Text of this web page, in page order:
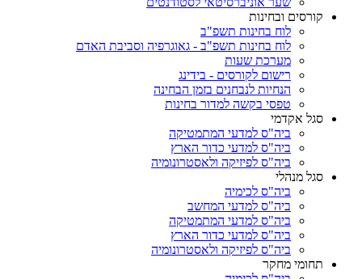
קורסים ובחינות
לוח בחינות תשפ"ב
לוח בחינות תשפ"ב - גאוגרפיה וסביבת האדם
מערכת שעות
רישום לקורסים - בידינג
הנחיות לנבחנים בזמן הבחינה
טפסי בקשה למדור בחינות
סגל אקדמי
ביה"ס למדעי המתמטיקה
ביה"ס למדעי כדור הארץ
ביה"ס לפיזיקה ולאסטרונומיה
סגל מנהלי
ביה"ס לכימיה
ביה"ס למדעי המחשב
ביה"ס למדעי המתמטיקה
ביה"ס למדעי כדור הארץ
ביה"ס לפיזיקה ולאסטרונומיה
תחומי מחקר